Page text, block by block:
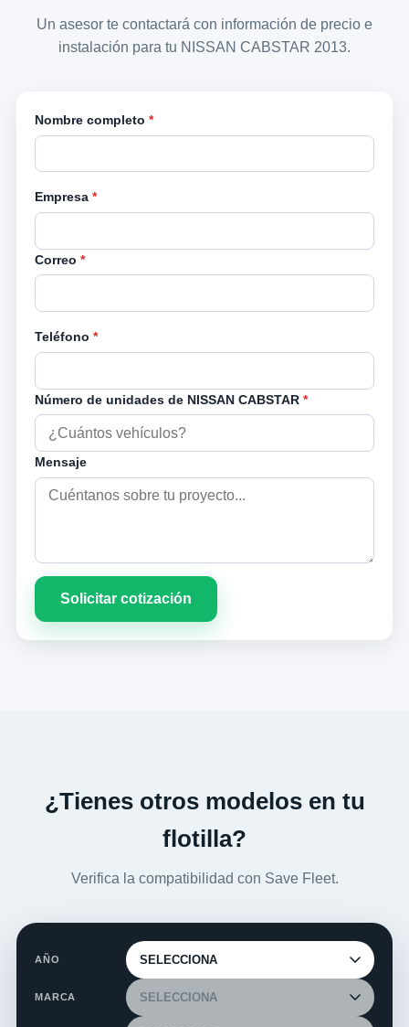
Un asesor te contactará con información de precio e
instalación para tu NISSAN CABSTAR 2013.
Nombre completo *
Empresa *
Correo *
Teléfono *
Número de unidades de NISSAN CABSTAR *
Mensaje
Solicitar cotización
¿Tienes otros modelos en tu
flotilla?
Verifica la compatibilidad con Save Fleet.
AÑO
MARCA